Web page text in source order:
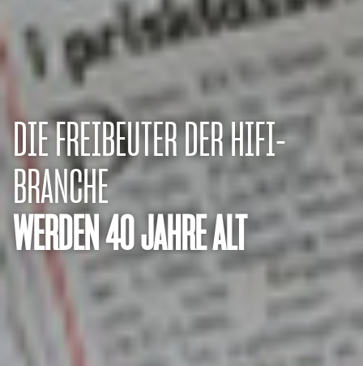
DIE FREIBEUTER DER HIFI-
BRANCHE
WERDEN 40 JAHRE ALT